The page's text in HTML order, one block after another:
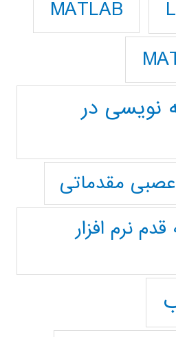
MATLAB
نویسی در
مقدماتی
نرم افزار